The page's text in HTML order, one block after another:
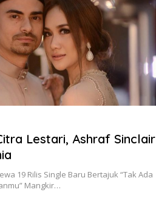
Lestari, Ashraf Sinclair
19 Rilis Single Baru Bertajuk “Tak Ada
Mangkir…